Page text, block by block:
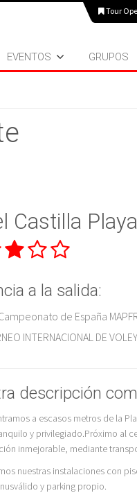
Tour
EVENTOS GRUPOS
Castilla
a la salida:
de España
INTERNACIONAL DE
descripción
a escasos metros de la
y privilegiado.Próximo al
inmejorable, mediante
nuestras instalaciones con
y parking propio.